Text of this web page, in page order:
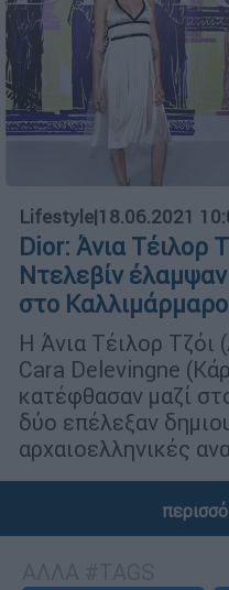
Lifestyle|18.06.2021
Dior: Άνια Τέιλορ
Ντελεβίν
στο Καλλιμάρμαρο
Η Άνια Τέιλορ Τζόι
Cara Delevingne
κατέφθασαν μαζί
δύο επέλεξαν
αρχαιοελληνικές